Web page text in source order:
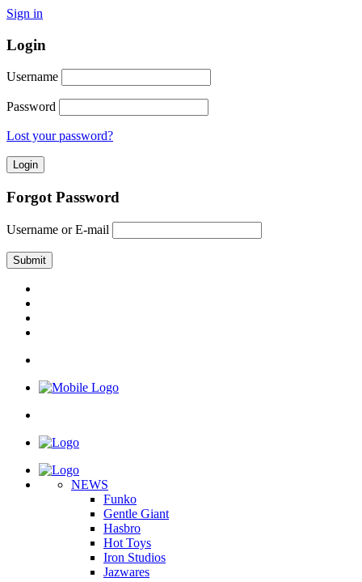
Sign in
Login
Username
Password
Lost your password?
Forgot Password
Username or E-mail
NEWS
Funko
Gentle Giant
Hasbro
Hot Toys
Iron Studios
Jazwares